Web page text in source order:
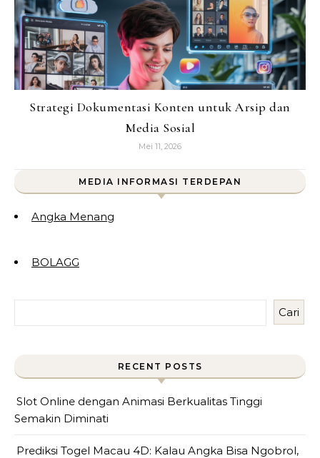
Strategi Dokumentasi Konten untuk Arsip dan
Media Sosial
Mei 11, 2026
MEDIA INFORMASI TERDEPAN
Angka Menang
BOLAGG
Cari
RECENT POSTS
Slot Online dengan Animasi Berkualitas Tinggi
Semakin Diminati
Prediksi Togel Macau 4D: Kalau Angka Bisa Ngobrol,